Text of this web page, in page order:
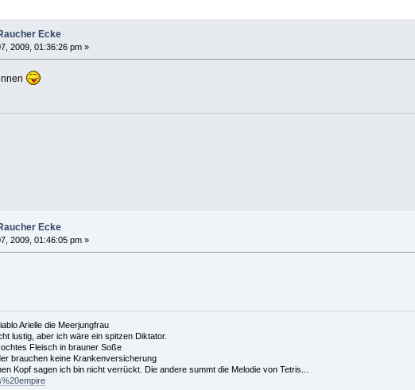
Ecke
2009, 01:36:26 pm »
Ecke
2009, 01:46:05 pm »
Arielle die Meerjungfrau
lustig, aber ich wäre ein spitzen Diktator.
Fleisch in brauner Soße
brauchen keine Krankenversicherung
Kopf sagen ich bin nicht verrückt. Die andere summt die Melodie von Tetris...